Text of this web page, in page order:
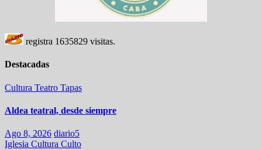
registra 1635829 visitas.
Destacadas
Cultura Teatro Tapas
Aldea teatral, desde siempre
Ago 8, 2026 diario5
Iglesia Cultura Culto